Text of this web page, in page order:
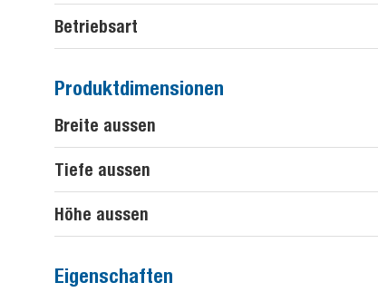
Betriebsart
Produktdimensionen
Breite aussen
Tiefe aussen
Höhe aussen
Eigenschaften